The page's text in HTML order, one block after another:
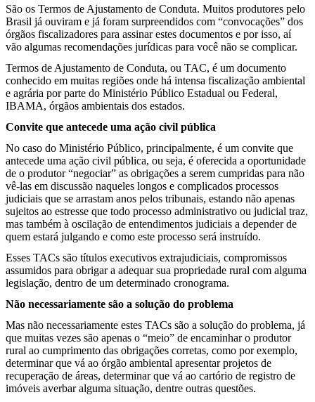
São os Termos de Ajustamento de Conduta. Muitos produtores pelo
Brasil já ouviram e já foram surpreendidos com “convocações” dos
órgãos fiscalizadores para assinar estes documentos e por isso, aí
vão algumas recomendações jurídicas para você não se complicar.
Termos de Ajustamento de Conduta, ou TAC, é um documento
conhecido em muitas regiões onde há intensa fiscalização ambiental
e agrária por parte do Ministério Público Estadual ou Federal,
IBAMA, órgãos ambientais dos estados.
Convite que antecede uma ação civil pública
No caso do Ministério Público, principalmente, é um convite que
antecede uma ação civil pública, ou seja, é oferecida a oportunidade
de o produtor “negociar” as obrigações a serem cumpridas para não
vê-las em discussão naqueles longos e complicados processos
judiciais que se arrastam anos pelos tribunais, estando não apenas
sujeitos ao estresse que todo processo administrativo ou judicial traz,
mas também à oscilação de entendimentos judiciais a depender de
quem estará julgando e como este processo será instruído.
Esses TACs são títulos executivos extrajudiciais, compromissos
assumidos para obrigar a adequar sua propriedade rural com alguma
legislação, dentro de um determinado cronograma.
Não necessariamente são a solução do problema
Mas não necessariamente estes TACs são a solução do problema, já
que muitas vezes são apenas o “meio” de encaminhar o produtor
rural ao cumprimento das obrigações corretas, como por exemplo,
determinar que vá ao órgão ambiental apresentar projetos de
recuperação de áreas, determinar que vá ao cartório de registro de
imóveis averbar alguma situação, dentre outras questões.